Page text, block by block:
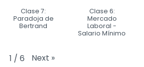
Clase 7:
Paradoja de
Bertrand
Clase 6:
Mercado
Laboral -
Salario Mínimo
1 / 6 Next »